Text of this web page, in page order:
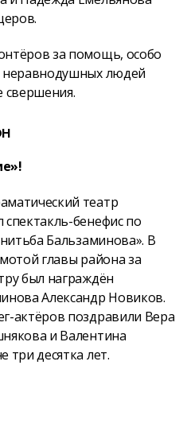
за помощь, особо
неравнодушных людей
свершения.
театр
бенефис по
Бальзаминова». В
главы района за
был награждён
Александр Новиков.
актёров поздравили Вера
и Валентина
три десятка лет.